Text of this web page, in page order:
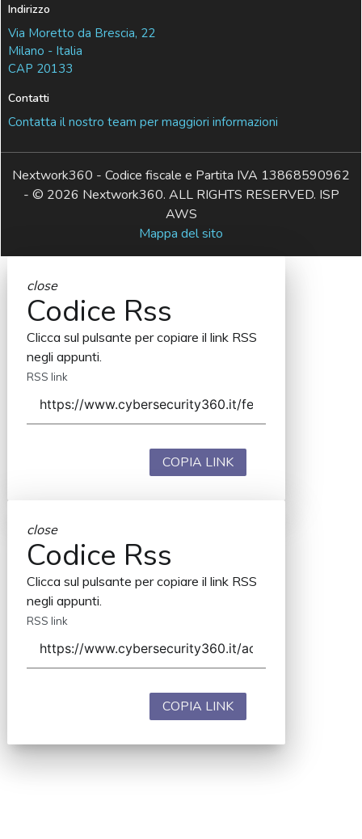
Indirizzo
Via Moretto da Brescia, 22
Milano - Italia
CAP 20133
Contatti
Contatta il nostro team per maggiori informazioni
Nextwork360 - Codice fiscale e Partita IVA 13868590962
- © 2026 Nextwork360. ALL RIGHTS RESERVED. ISP
AWS
Mappa del sito
close
Codice Rss
Clicca sul pulsante per copiare il link RSS
negli appunti.
RSS link
COPIA LINK
close
Codice Rss
Clicca sul pulsante per copiare il link RSS
negli appunti.
RSS link
COPIA LINK